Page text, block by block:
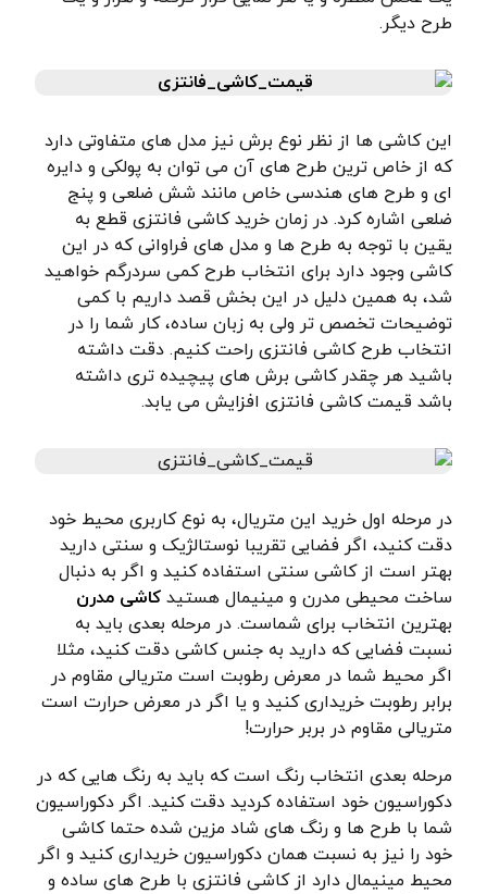
طرح دیگر.
این کاشی ها از نظر نوع برش نیز مدل های متفاوتی دارد
که از خاص ترین طرح های آن می توان به پولکی و دایره
ای و طرح های هندسی خاص مانند شش ضلعی و پنج
ضلعی اشاره کرد. در زمان خرید کاشی فانتزی قطع به
یقین با توجه به طرح ها و مدل های فراوانی که در این
کاشی وجود دارد برای انتخاب طرح کمی سردرگم خواهید
شد، به همین دلیل در این بخش قصد داریم با کمی
توضیحات تخصص تر ولی به زبان ساده، کار شما را در
انتخاب طرح کاشی فانتزی راحت کنیم. دقت داشته
باشید هر چقدر کاشی برش های پیچیده تری داشته
باشد قیمت کاشی فانتزی افزایش می یابد.
در مرحله اول خرید این متریال، به نوع کاربری محیط خود
دقت کنید، اگر فضایی تقریبا نوستالژیک و سنتی دارید
بهتر است از کاشی سنتی استفاده کنید و اگر به دنبال
ساخت محیطی مدرن و مینیمال هستیدکاشی مدرن
بهترین انتخاب برای شماست. در مرحله بعدی باید به
نسبت فضایی که دارید به جنس کاشی دقت کنید، مثلا
اگر محیط شما در معرض رطوبت است متریالی مقاوم در
برابر رطوبت خریداری کنید و یا اگر در معرض حرارت است
متریالی مقاوم در بربر حرارت!
مرحله بعدی انتخاب رنگ است که باید به رنگ هایی که در
دکوراسیون خود استفاده کردید دقت کنید. اگر دکوراسیون
شما با طرح ها و رنگ های شاد مزین شده حتما کاشی
خود را نیز به نسبت همان دکوراسیون خریداری کنید و اگر
محیط مینیمال دارد از کاشی فانتزی با طرح های ساده و